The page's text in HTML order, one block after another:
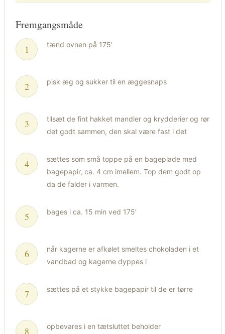
Fremgangsmåde
tænd ovnen på 175′
pisk æg og sukker til en æggesnaps
tilsæt de fint hakket mandler og krydderier og rør
det godt sammen, den skal være fast i det
sættes som små toppe på en bageplade med
bagepapir, ca. 4 cm imellem. Top dem godt op
da de falder i varmen.
bages i ca. 15 min ved 175′
når kagerne er afkølet smeltes chokoladen i et
vandbad og kagerne dyppes i
sættes på et stykke bagepapir til de er tørre
opbevares i en tætsluttet beholder